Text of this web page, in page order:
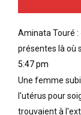
Aminata Touré
présentes là où
5:47 pm
Une femme
l'utérus pour
trouvaient à